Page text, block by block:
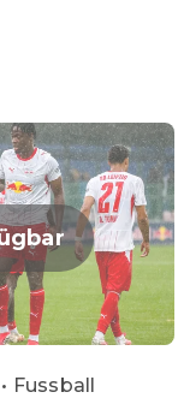
Fussball